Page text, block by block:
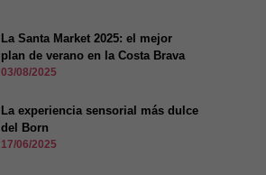
La Santa Market 2025: el mejor
plan de verano en la Costa Brava
03/08/2025
La experiencia sensorial más dulce
del Born
17/06/2025